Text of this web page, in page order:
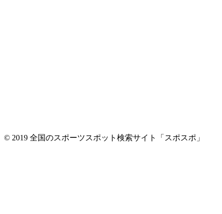
© 2019 全国のスポーツスポット検索サイト「スポスポ」